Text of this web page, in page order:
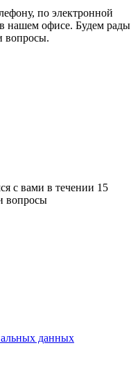
по электронной
в нашем офисе. Будем рады
вопросы.
с вами в течении 15
вопросы
данных